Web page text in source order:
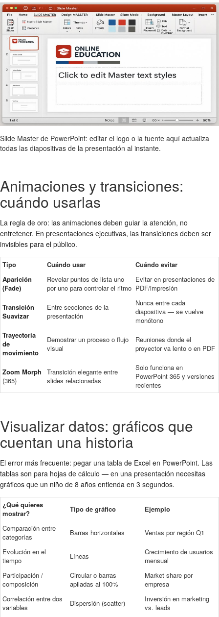
Slide Master de PowerPoint: editar el logo o la fuente aquí actualiza
todas las diapositivas de la presentación al instante.
Animaciones y transiciones:
cuándo usarlas
La regla de oro: las animaciones deben guiar la atención, no
entretener. En presentaciones ejecutivas, las transiciones deben ser
invisibles para el público.
Tipo Cuándo usar
Cuándo evitar
Aparición
(Fade)
Revelar puntos de lista uno
por uno para controlar el ritmo
Evitar en presentaciones de
PDF/impresión
Transición
Suavizar
Entre secciones de la
presentación
Nunca entre cada
diapositiva — se vuelve
monótono
Trayectoria
de
movimiento
Demostrar un proceso o flujo
visual
Reuniones donde el
proyector va lento o en PDF
Zoom Morph
(365)
Transición elegante entre
slides relacionadas
Solo funciona en
PowerPoint 365 y versiones
recientes
Visualizar datos: gráficos que
cuentan una historia
El error más frecuente: pegar una tabla de Excel en PowerPoint. Las
tablas son para hojas de cálculo — en una presentación necesitas
gráficos que un niño de 8 años entienda en 3 segundos.
¿Qué quieres
mostrar?
Tipo de gráfico Ejemplo
Comparación entre
categorías
Barras horizontales Ventas por región Q1
Evolución en el
tiempo
Líneas
Crecimiento de usuarios
mensual
Participación /
composición
Circular o barras
apiladas al 100%
Market share por
empresa
Correlación entre dos
variables
Dispersión (scatter)
Inversión en marketing
vs. leads